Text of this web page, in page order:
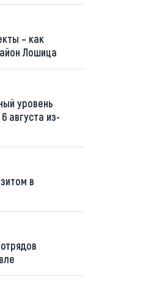
– как
Лошица
уровень
августа из-
в